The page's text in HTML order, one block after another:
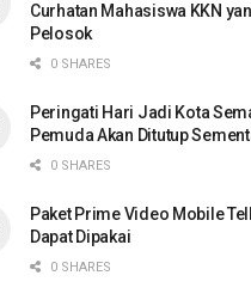
Curhatan Mahasiswa KKN
Pelosok
0 SHARES
Peringati Hari Jadi Kota
Pemuda Akan Ditutup
0 SHARES
Paket Prime Video Mobile
Dapat Dipakai
0 SHARES